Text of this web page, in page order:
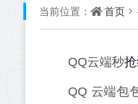
当前位置： 首页
QQ云端秒
QQ 云端包